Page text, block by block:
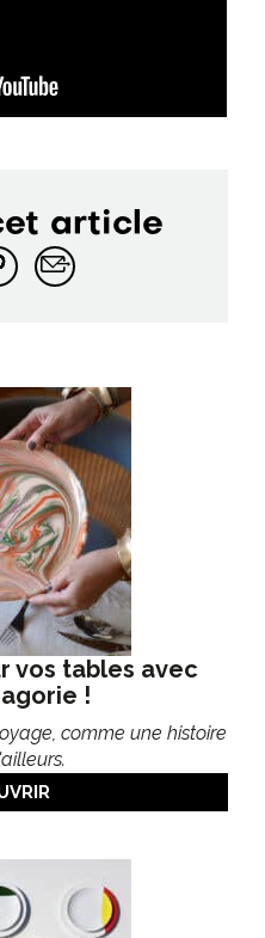
article
vos tables avec
!
comme une histoire